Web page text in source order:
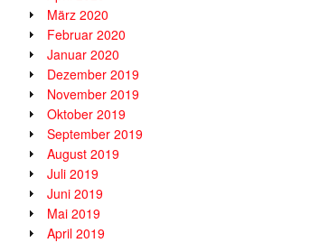
März 2020
Februar 2020
Januar 2020
Dezember 2019
November 2019
Oktober 2019
September 2019
August 2019
Juli 2019
Juni 2019
Mai 2019
April 2019